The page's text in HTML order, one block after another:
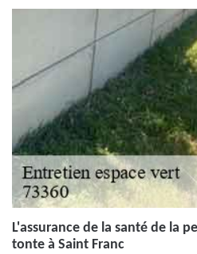
L'assurance de la santé de la
tonte à Saint Franc